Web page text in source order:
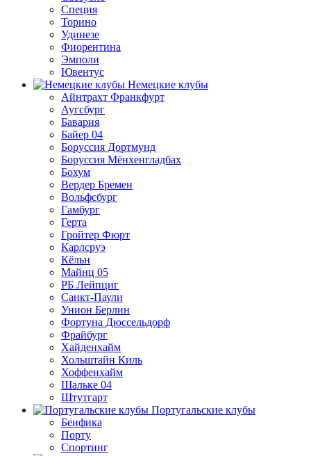
Специя
Торино
Удинезе
Фиорентина
Эмполи
Ювентус
Немецкие клубы
Айнтрахт Франкфурт
Аугсбург
Бавария
Байер 04
Боруссия Дортмунд
Боруссия Мёнхенгладбах
Бохум
Вердер Бремен
Вольфсбург
Гамбург
Герта
Гройтер Фюрт
Карлсруэ
Кёльн
Майнц 05
РБ Лейпциг
Санкт-Паули
Унион Берлин
Фортуна Дюссельдорф
Фрайбург
Хайденхайм
Хольштайн Киль
Хоффенхайм
Шальке 04
Штутгарт
Португальские клубы
Бенфика
Порту
Спортинг